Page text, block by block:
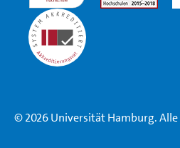
© 2026 Universität Hamburg.